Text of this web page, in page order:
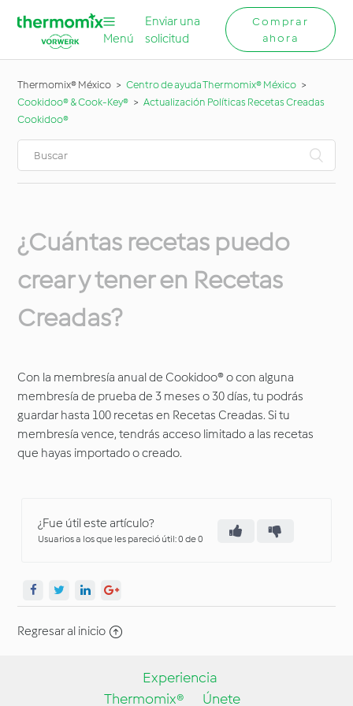
Menú
Enviar una
solicitud
Comprar
ahora
Thermomix® México
Centro de ayuda Thermomix® México
Cookidoo® & Cook-Key®
Actualización Políticas Recetas Creadas
Cookidoo®
¿Cuántas recetas puedo
crear y tener en Recetas
Creadas?
Con la membresía anual de Cookidoo® o con alguna
membresía de prueba de 3 meses o 30 días, tu podrás
guardar hasta 100 recetas en Recetas Creadas. Si tu
membresía vence, tendrás acceso limitado a las recetas
que hayas importado o creado.
¿Fue útil este artículo?
Usuarios a los que les pareció útil: 0 de 0
Regresar al inicio
Experiencia
Thermomix®
Únete